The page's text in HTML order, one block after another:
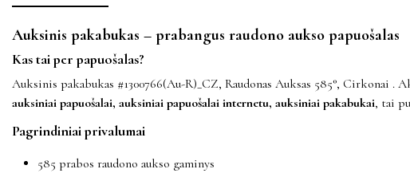
Auksinis pakabukas – prabangus raudono aukso papuošalas
Kas tai per papuošalas?
Auksinis pakabukas #1300766(Au-R)_CZ, Raudonas Auksas 585°, Cirkonai
auksiniai papuošalai, auksiniai papuošalai internetu, auksiniai pakabukai, tai
Pagrindiniai privalumai
585 prabos raudono aukso gaminys